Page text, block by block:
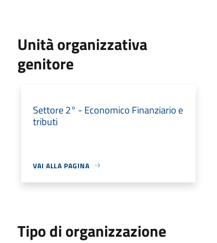
Unità organizzativa
genitore
Settore 2° - Economico Finanziario e
tributi
VAI ALLA PAGINA
Tipo di organizzazione